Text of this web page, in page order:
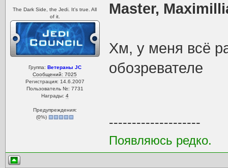
The Dark Side, the Jedi. It's true. All
of it.
Группа: Ветераны JC
Сообщений: 7025
Регистрация: 14.6.2007
Пользователь №: 7731
Награды: 4
Предупреждения:
(0%)
Master,
Хм, у меня всё
обозревателе
--------------------
Появляюсь редко.